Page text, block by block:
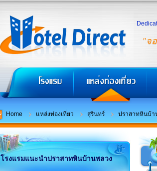
"จ
Home แหล่งท่องเที่ยว สุรินทร์ ปราสาทหินบ้า
โรงแรมแนะนำปราสาทหินบ้านพลวง